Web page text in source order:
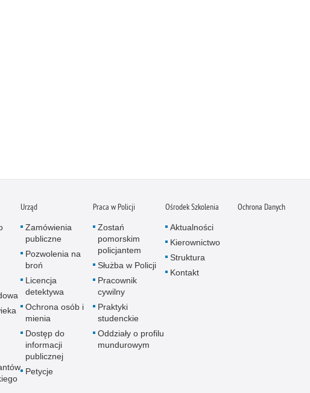
Urząd
Zamówienia
publiczne
Pozwolenia na
broń
Licencja
detektywa
Ochrona osób i
mienia
Dostęp do
informacji
publicznej
Petycje
Praca w Policji
Zostań
pomorskim
policjantem
Służba w Policji
Pracownik
cywilny
Praktyki
studenckie
Oddziały o profilu
mundurowym
Ośrodek Szkolenia
Aktualności
Kierownictwo
Struktura
Kontakt
Ochrona Danych